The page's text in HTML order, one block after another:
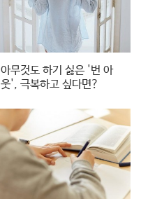
아무것도 하기 싫은 '번 아
웃', 극복하고 싶다면?